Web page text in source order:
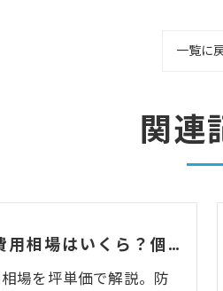
一覧に
関連
カラオケ店の解体費用相場はいくら？個室数・機材リース返却まで解説
場を坪単価で解説。防